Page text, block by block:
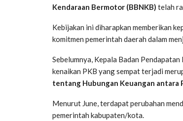
Kendaraan Bermotor (BBNKB) telah
Kebijakan ini diharapkan memberikan
komitmen pemerintah daerah dalam
Sebelumnya, Kepala Badan
kenaikan PKB yang sempat terjadi
tentang Hubungan Keuangan antara
Menurut June, terdapat perubahan
pemerintah kabupaten/kota.